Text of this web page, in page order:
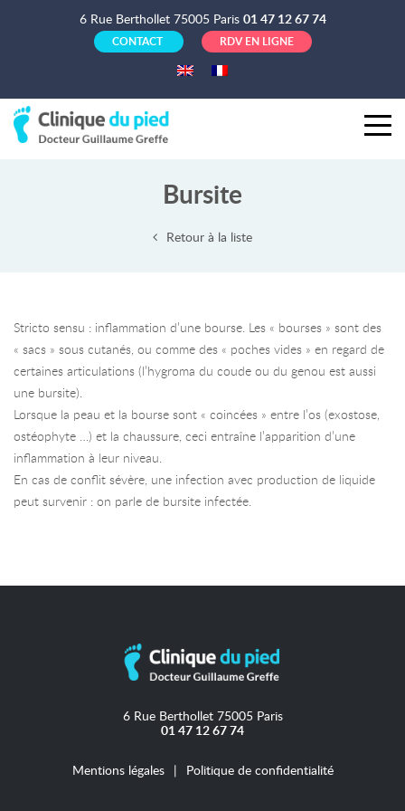
6 Rue Berthollet 75005 Paris 01 47 12 67 74
CONTACT RDV EN LIGNE
Bursite
Retour à la liste
Stricto sensu : inflammation d’une bourse. Les « bourses » sont des
« sacs » sous cutanés, ou comme des « poches vides » en regard de
certaines articulations (l’hygroma du coude ou du genou est aussi
une bursite).
Lorsque la peau et la bourse sont « coincées » entre l’os (exostose,
ostéophyte …) et la chaussure, ceci entraîne l’apparition d’une
inflammation à leur niveau.
En cas de conflit sévère, une infection avec production de liquide
peut survenir : on parle de bursite infectée.
6 Rue Berthollet 75005 Paris
01 47 12 67 74
Mentions légales Politique de confidentialité